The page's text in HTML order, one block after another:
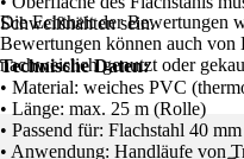
Schweißnähten sein.
Technische Daten:
• Material: weiches PVC
• Länge: max. 25 m (Rolle)
• Passend für: Flachstahl 40
• Anwendung: Handläufe von
Die Echtheit der Bewertungen
Bewertungen können auch von
nachweislich genutzt oder